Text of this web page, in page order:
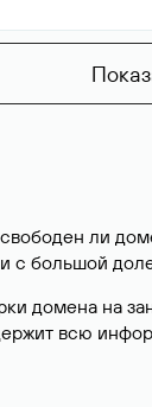
ли
с большой
домена на
всю